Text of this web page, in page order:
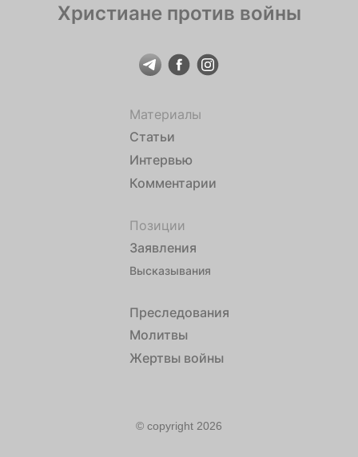
Христиане против войны
Материалы
Статьи
Интервью
Комментарии
Позиции
Заявления
Высказывания
Преследования
Молитвы
Жертвы войны
© copyright 2026